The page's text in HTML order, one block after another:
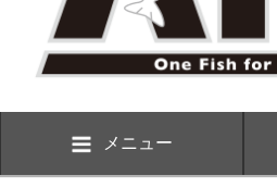
メニュー